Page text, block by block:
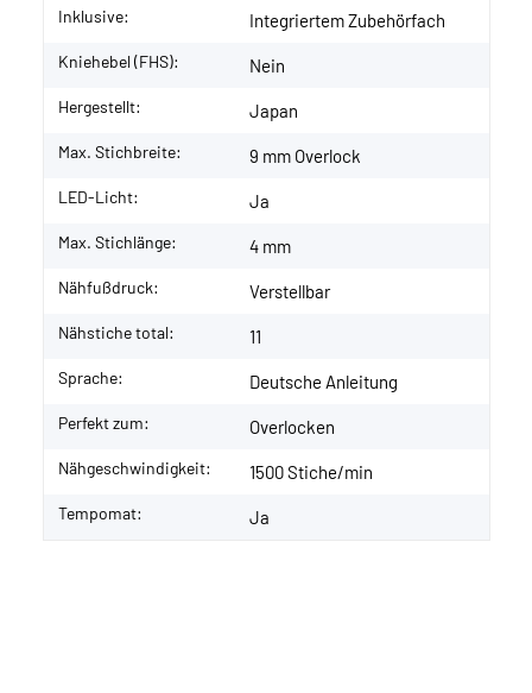
Inklusive: Integriertem Zubehörfach
Kniehebel (FHS): Nein
Hergestellt: Japan
Max. Stichbreite: 9 mm Overlock
LED-Licht: Ja
Max. Stichlänge: 4 mm
Nähfußdruck: Verstellbar
Nähstiche total: 11
Sprache: Deutsche Anleitung
Perfekt zum: Overlocken
Nähgeschwindigkeit: 1500 Stiche/min
Tempomat: Ja